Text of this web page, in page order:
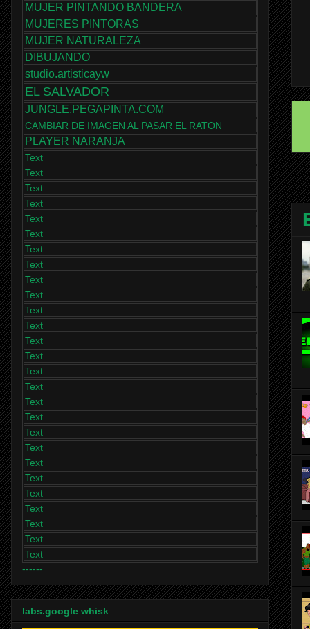
MUJER PINTANDO BANDERA
MUJERES PINTORAS
MUJER NATURALEZA
DIBUJANDO
studio.artisticayw
EL SALVADOR
JUNGLE.PEGAPINTA.COM
CAMBIAR DE IMAGEN AL PASAR EL RATON
PLAYER NARANJA
Text
Text
Text
Text
Text
Text
Text
Text
Text
Text
Text
Text
Text
Text
Text
Text
Text
Text
Text
Text
Text
Text
Text
Text
Text
Text
Text
------
labs.google whisk